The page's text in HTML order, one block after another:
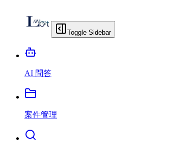
Toggle Sidebar
AI 問答
案件管理